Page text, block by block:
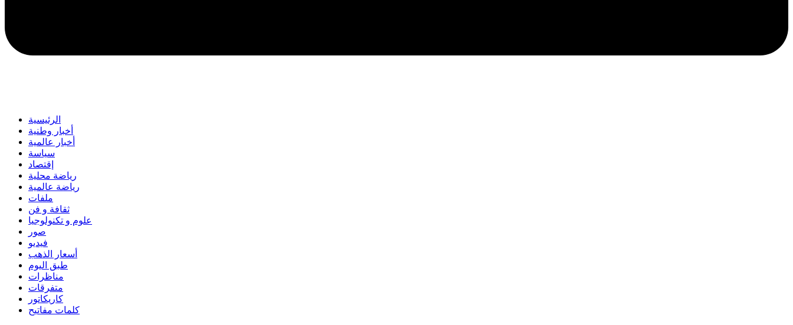
الرئيسية
أخبار وطنية
أخبار عالمية
سياسة
إقتصاد
رياضة محلية
رياضة عالمية
ملفات
ثقافة و فن
علوم و تكنولوجيا
صور
فيديو
أسعار الذهب
طبق اليوم
مناظرات
متفرقات
كاريكاتور
كلمات مفاتيح